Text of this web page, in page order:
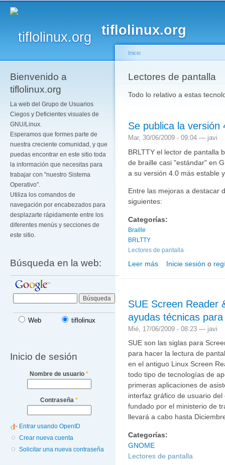
tiflolinux.org
Bienvenido a
tiflolinux.org
La web del Grupo de Usuarios
Ciegos y Deficientes visuales de
GNU/Linux.
Esperamos que formes parte de
nuestra creciente comunidad, y que
puedas encontrar en este sitio toda
la información que necesitas para
trabajar con "nuestro Sistema
Operativo".
Utiliza los comandos de
navegación por encabezados para
desplazarte rápidamente entre los
diferentes menús y secciones de
este sitio.
Búsqueda en la web:
Web tiflolinux
Inicio de sesión
Nombre de usuario *
Contraseña *
Entrar usando OpenID
Crear nueva cuenta
Solicitar una nueva contraseña
Se encuentra usted
Inicio
Lectores de pantalla
Todo lo relativo a estas
Se publica la versión
Mar, 30/06/2009 - 09:04 — javi
BRLTTY el lector de pantalla
de braille casi "estándar" en
a su versión 4.0 más estable
Entre las mejoras a destacar
siguientes:
Categorías:
Braille
BRLTTY
Lectores de pantalla
Leer más sobre Se publica la
Inicie sesión o
SUE Screen Reader
ayudas técnicas
Mié, 17/06/2009 - 08:23 — javi
SUE son las siglas para
para hacer la lectura de
en el antiguo Linux Screen
todo tipo de tecnologías de
primeras aplicaciones de
interfaz gráfico de usuario
fundado por el ministerio de
llevará a cabo hasta
Categorías:
GNOME
Lectores de pantalla